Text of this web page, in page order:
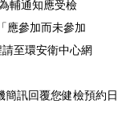
輔通知應受檢
應參加而未參加
至環安衛中心網
簡訊回覆您健檢預約日